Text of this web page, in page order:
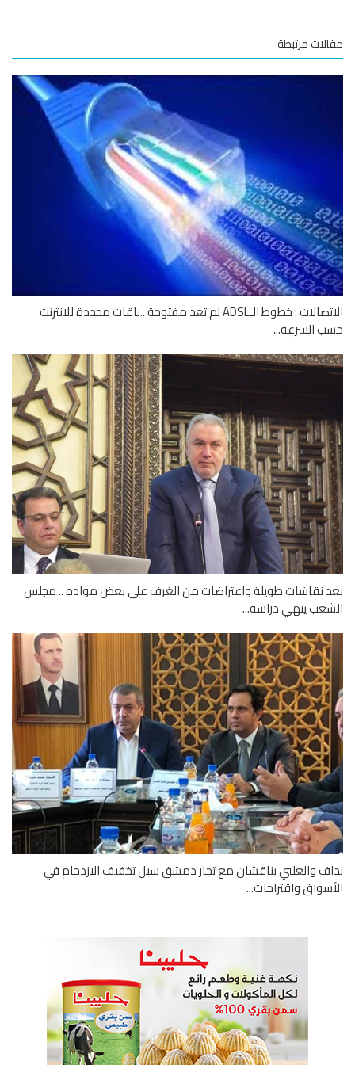
مرتبطة
الاتصالات : خطوط الـADSL لم تعد مفتوحة ..باقات محددة للانترنت
السرعة...
نقاشات طويلة واعتراضات من الغرف على بعض مواده .. مجلس
ينهي دراسة...
والعلبي يناقشان مع تجار دمشق سبل تخفيف الازدحام في
واقتراحات...